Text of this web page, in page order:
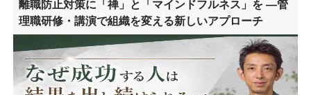
離職防止対策に「禅」と「マインドフルネス」を ―管
理職研修・講演で組織を変える新しいアプローチ